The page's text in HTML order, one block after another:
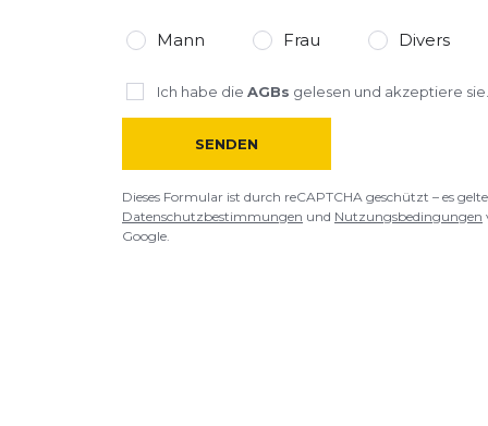
Mann Frau Divers
Ich habe die AGBs gelesen und akzeptiere sie.
SENDEN
Dieses Formular ist durch reCAPTCHA geschützt – es
Datenschutzbestimmungen und Nutzungsbedingungen
Google.